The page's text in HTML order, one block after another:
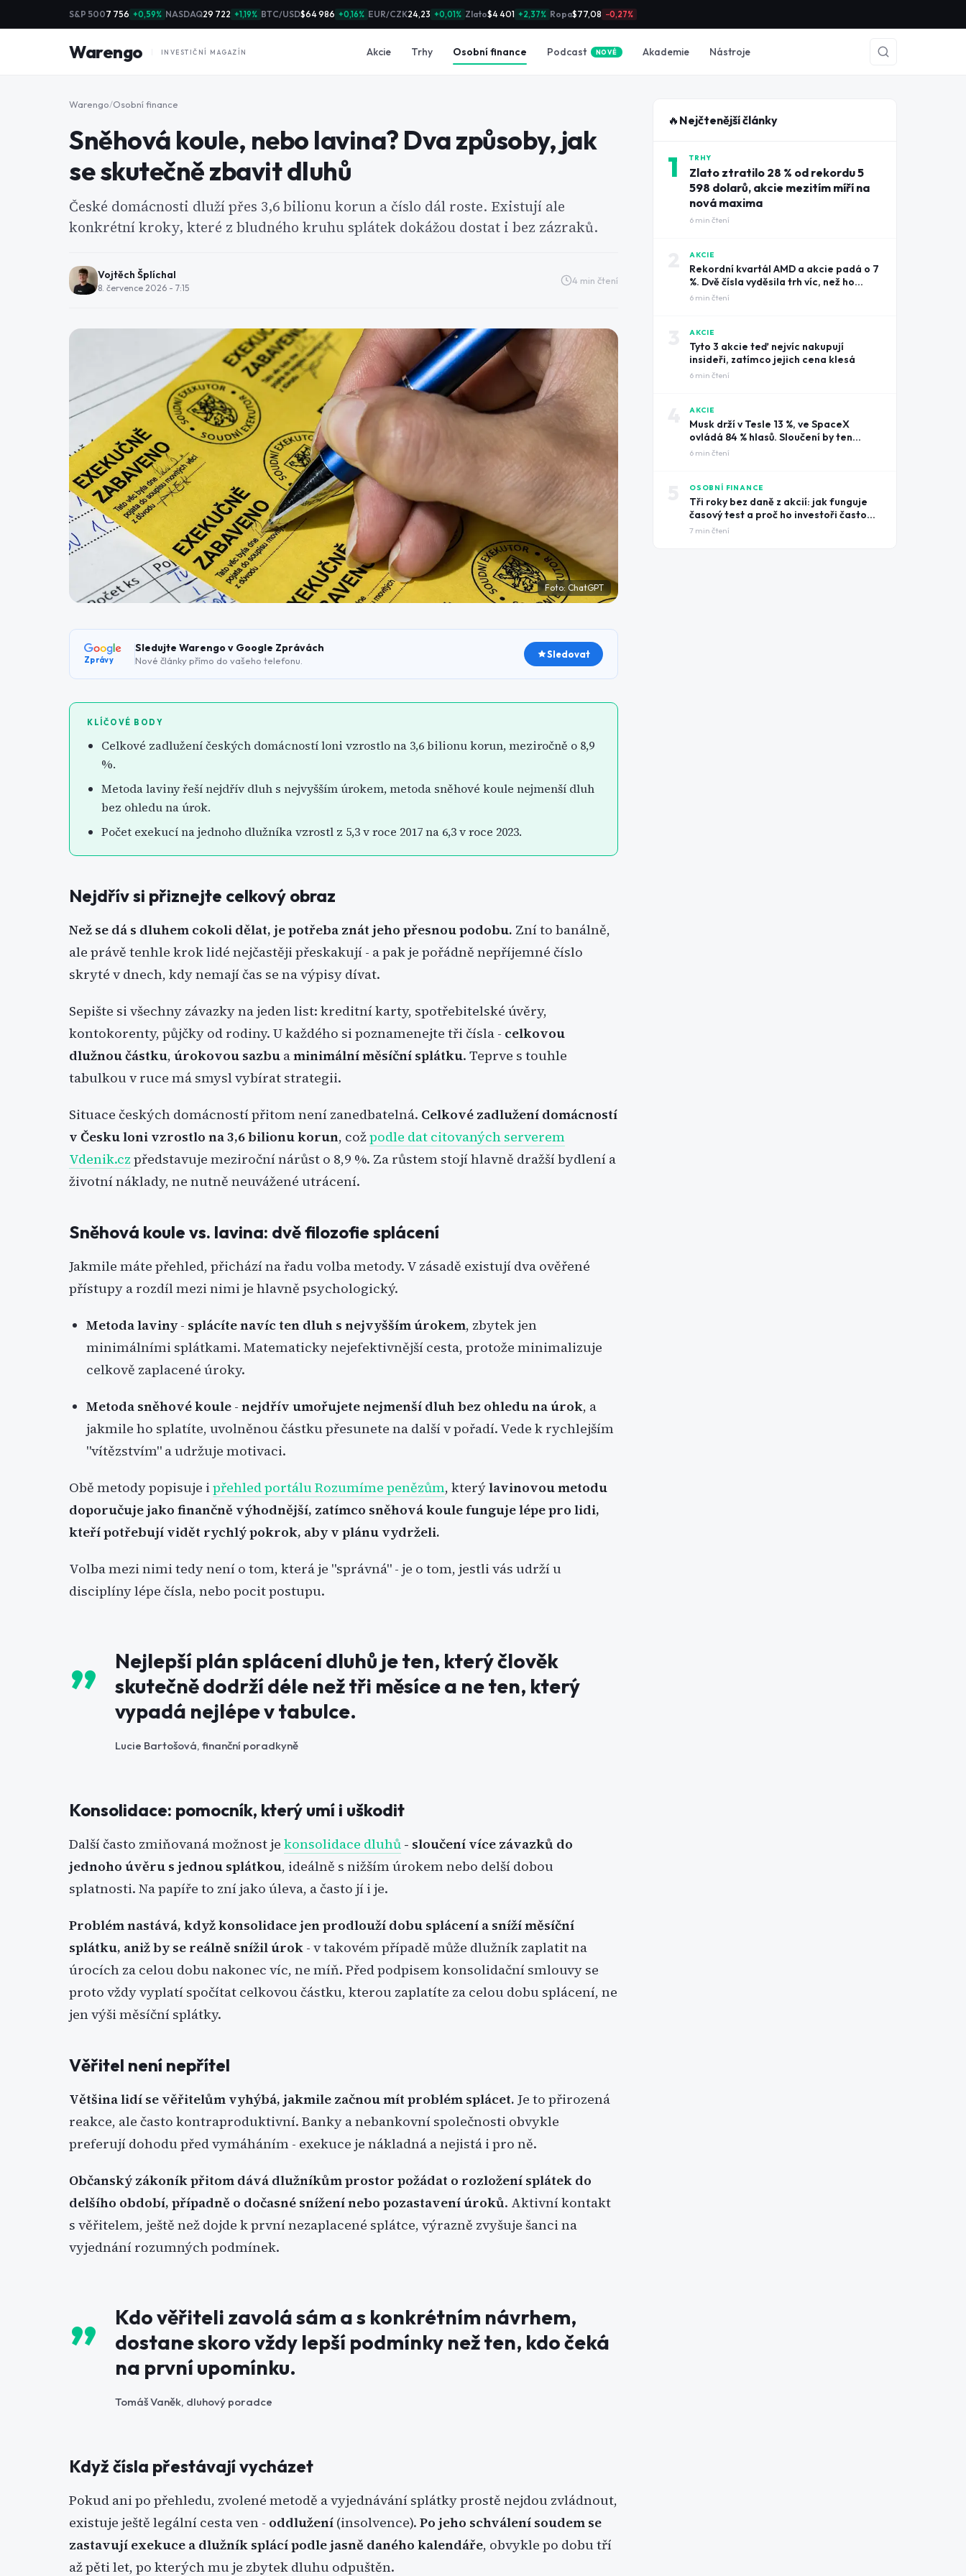
S&P 5007 756 +0,59% NASDAQ29 722 +1,19% BTC/USD$64 986 +0,16% EUR/CZK24,23 +0,01% Zlato$4 401 +2,37% Ropa$77,08 −0,27%
Warengo INVESTIČNÍ MAGAZÍN Akcie Trhy Osobní finance Podcast NOVÉ Akademie Nástroje
Warengo/Osobní finance
Sněhová koule, nebo lavina? Dva způsoby, jak
se skutečně zbavit dluhů
České domácnosti dluží přes 3,6 bilionu korun a číslo dál roste. Existují ale
konkrétní kroky, které z bludného kruhu splátek dokážou dostat i bez zázraků.
Vojtěch Šplíchal
8. července 2026 - 7:15
4 min čtení
Foto: ChatGPT
Zprávy
Sledujte Warengo v Google Zprávách
Nové články přímo do vašeho telefonu.
Sledovat
KLÍČOVÉ BODY
Celkové zadlužení českých domácností loni vzrostlo na 3,6 bilionu korun, meziročně o 8,9
%.
Metoda laviny řeší nejdřív dluh s nejvyšším úrokem, metoda sněhové koule nejmenší dluh
bez ohledu na úrok.
Počet exekucí na jednoho dlužníka vzrostl z 5,3 v roce 2017 na 6,3 v roce 2023.
Nejdřív si přiznejte celkový obraz
Než se dá s dluhem cokoli dělat, je potřeba znát jeho přesnou podobu. Zní to banálně,
ale právě tenhle krok lidé nejčastěji přeskakují - a pak je pořádně nepříjemné číslo
skryté v dnech, kdy nemají čas se na výpisy dívat.
Sepište si všechny závazky na jeden list: kreditní karty, spotřebitelské úvěry,
kontokorenty, půjčky od rodiny. U každého si poznamenejte tři čísla - celkovou
dlužnou částku, úrokovou sazbu aminimální měsíční splátku. Teprve s touhle
tabulkou v ruce má smysl vybírat strategii.
Situace českých domácností přitom není zanedbatelná. Celkové zadlužení domácností
v Česku loni vzrostlo na 3,6 bilionu korun, cožpodle dat citovaných serverem
Vdenik.cz představuje meziroční nárůst o 8,9 %. Za růstem stojí hlavně dražší bydlení a
životní náklady, ne nutně neuvážené utrácení.
Sněhová koule vs. lavina: dvě filozofie splácení
Jakmile máte přehled, přichází na řadu volba metody. V zásadě existují dva ověřené
přístupy a rozdíl mezi nimi je hlavně psychologický.
Metoda laviny- splácíte navíc ten dluh s nejvyšším úrokem, zbytek jen
minimálními splátkami. Matematicky nejefektivnější cesta, protože minimalizuje
celkově zaplacené úroky.
Metoda sněhové koule - nejdřív umořujete nejmenší dluh bez ohledu na úrok, a
jakmile ho splatíte, uvolněnou částku přesunete na další v pořadí. Vede k rychlejším
"vítězstvím" a udržuje motivaci.
Obě metody popisuje ipřehled portálu Rozumíme penězům, kterýlavinovou metodu
doporučuje jako finančně výhodnější, zatímco sněhová koule funguje lépe pro lidi,
kteří potřebují vidět rychlý pokrok, aby v plánu vydrželi.
Volba mezi nimi tedy není o tom, která je "správná" - je o tom, jestli vás udrží u
disciplíny lépe čísla, nebo pocit postupu.
Nejlepší plán splácení dluhů je ten, který člověk
skutečně dodrží déle než tři měsíce a ne ten, který
vypadá nejlépe v tabulce.
Lucie Bartošová, finanční poradkyně
Konsolidace: pomocník, který umí i uškodit
Další často zmiňovaná možnost je konsolidace dluhů - sloučení více závazků do
jednoho úvěru s jednou splátkou, ideálně s nižším úrokem nebo delší dobou
splatnosti. Na papíře to zní jako úleva, a často jí i je.
Problém nastává, když konsolidace jen prodlouží dobu splácení a sníží měsíční
splátku, aniž by se reálně snížil úrok - v takovém případě může dlužník zaplatit na
úrocích za celou dobu nakonec víc, ne míň. Před podpisem konsolidační smlouvy se
proto vždy vyplatí spočítat celkovou částku, kterou zaplatíte za celou dobu splácení, ne
jen výši měsíční splátky.
Věřitel není nepřítel
Většina lidí se věřitelům vyhýbá, jakmile začnou mít problém splácet. Je to přirozená
reakce, ale často kontraproduktivní. Banky a nebankovní společnosti obvykle
preferují dohodu před vymáháním - exekuce je nákladná a nejistá i pro ně.
Občanský zákoník přitom dává dlužníkům prostor požádat o rozložení splátek do
delšího období, případně o dočasné snížení nebo pozastavení úroků. Aktivní kontakt
s věřitelem, ještě než dojde k první nezaplacené splátce, výrazně zvyšuje šanci na
vyjednání rozumných podmínek.
Kdo věřiteli zavolá sám a s konkrétním návrhem,
dostane skoro vždy lepší podmínky než ten, kdo čeká
na první upomínku.
Tomáš Vaněk, dluhový poradce
Když čísla přestávají vycházet
Pokud ani po přehledu, zvolené metodě a vyjednávání splátky prostě nejdou zvládnout,
existuje ještě legální cesta ven - oddlužení (insolvence). Po jeho schválení soudem se
zastavují exekuce a dlužník splácí podle jasně daného kalendáře, obvykle po dobu tří
až pěti let, po kterých mu je zbytek dluhu odpuštěn.
🔥 Nejčtenější články
1 TRHY
Zlato ztratilo 28 % od rekordu 5
598 dolarů, akcie mezitím míří na
nová maxima
6 min čtení
AKCIE
Rekordní kvartál AMD a akcie padá o 7
%. Dvě čísla vyděsila trh víc, než ho
potěšily tržby
6 min čtení
AKCIE
Tyto 3 akcie teď nejvíc nakupují
insideři, zatímco jejich cena klesá
6 min čtení
AKCIE
Musk drží v Tesle 13 %, ve SpaceX
ovládá 84 % hlasů. Sloučení by ten
rozdíl smazalo
6 min čtení
OSOBNÍ FINANCE
Tři roky bez daně z akcií: jak funguje
časový test a proč ho investoři často
prošvihnou
7 min čtení